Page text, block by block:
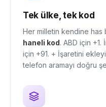
Tek ülke, tek kod
Her milletin kendine has
haneli kod. ABD için
için +91. + İşaretini
telefon aramayı doğru